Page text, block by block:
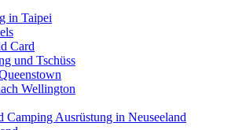
in Taipei
Card
und Tschüss
Wellington
Camping Ausrüstung in Neuseeland